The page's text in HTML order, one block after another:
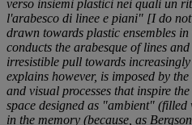
verso insiemi plastici nei quali un
l'arabesco di linee e piani" [I do not
drawn towards plastic ensembles
conducts the arabesque of lines
irresistible pull towards
explains however, is imposed by
and visual processes that inspire
space designed as "ambient" (filled
in the memory (because, as